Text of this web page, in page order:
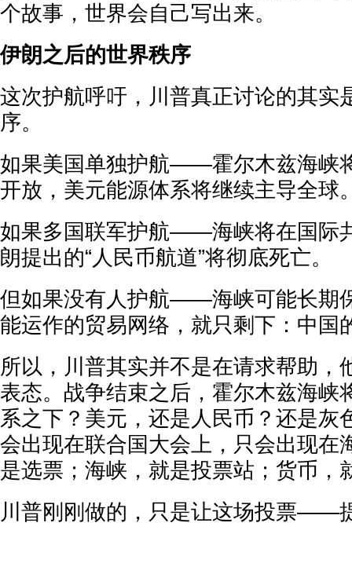
个故事，世界会自己写出来。
伊朗之后的世界秩序
这次护航呼吁，川普真正讨论的其实
序。
如果美国单独护航——霍尔木兹海峡
开放，美元能源体系将继续主导全球
如果多国联军护航——海峡将在国际
朗提出的“人民币航道”将彻底死亡。
但如果没有人护航——海峡可能长期
能运作的贸易网络，就只剩下：中国
所以，川普其实并不是在请求帮助，
表态。战争结束之后，霍尔木兹海峡
系之下？美元，还是人民币？还是灰
会出现在联合国大会上，只会出现在
是选票；海峡，就是投票站；货币，
川普刚刚做的，只是让这场投票——